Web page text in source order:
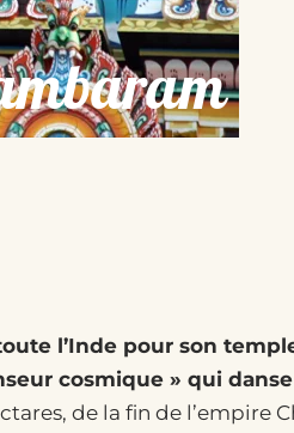
l’Inde pour son
cosmique » qui
de la fin de l’empire